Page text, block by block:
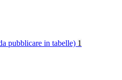
pubblicare in tabelle) 1